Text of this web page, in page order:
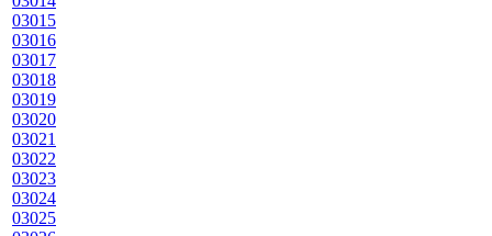
03015
03016
03017
03018
03019
03020
03021
03022
03023
03024
03025